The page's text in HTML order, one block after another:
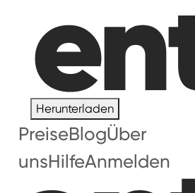
Herunterladen
PreiseBlogÜber
unsHilfeAnmelden